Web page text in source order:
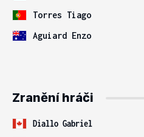
Torres Tiago
Aguiard Enzo
Zranění hráči
Diallo Gabriel